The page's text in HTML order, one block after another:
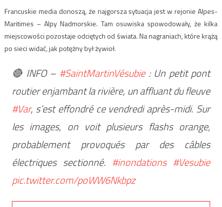
Francuskie media donoszą, że najgorsza sytuacja jest w rejonie Alpes-
Maritimes – Alpy Nadmorskie. Tam osuwiska spowodowały, że kilka
miejscowości pozostaje odciętych od świata. Na nagraniach, które krążą
po sieci widać, jak potężny był żywioł.
🔴 INFO – #SaintMartinVésubie: Un petit pont
routier enjambant la rivière, un affluant du fleuve
#Var, s’est effondré ce vendredi après-midi. Sur
les images, on voit plusieurs flashs orange,
probablement provoqués par des câbles
électriques sectionné. #inondations #Vesubie
pic.twitter.com/poWW6Nkbpz